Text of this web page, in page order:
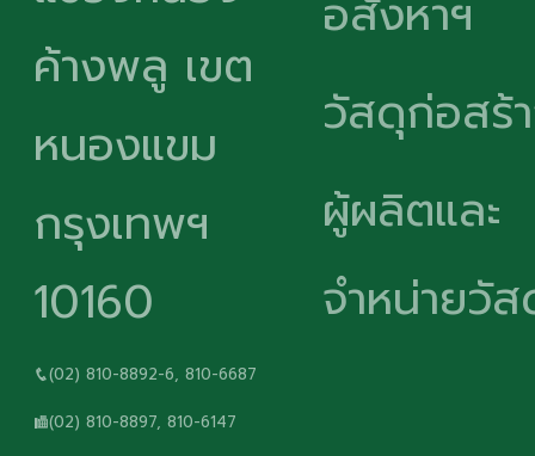
ค้างพลู เขต
หนองแขม
กรุงเทพฯ
10160
(02) 810-8892-6, 810-6687
(02) 810-8897, 810-6147
อสังหาฯ
วัสดุก่อสร้
ผู้ผลิตและ
จำหน่ายวั